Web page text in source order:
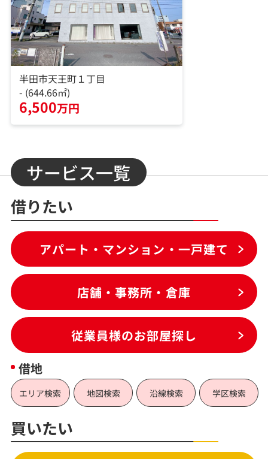
半田市天王町１丁目
- (644.66㎡)
6,500万円
サービス一覧
借りたい
アパート・マンション・一戸建て
店舗・事務所・倉庫
従業員様のお部屋探し
借地
エリア検索 地図検索 沿線検索 学区検索
買いたい